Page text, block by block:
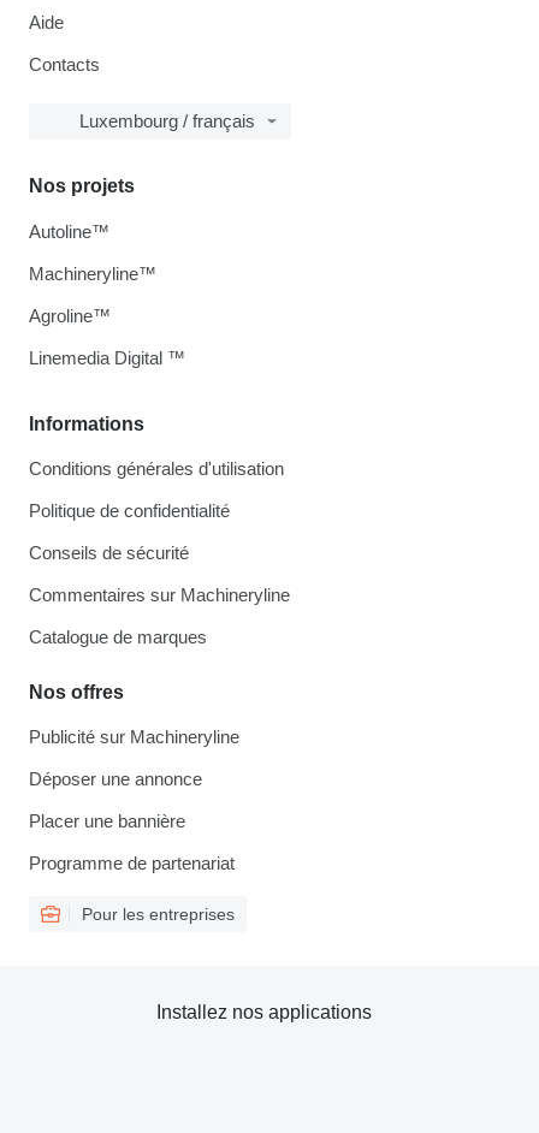
Aide
Contacts
Luxembourg / français
Informations
Conditions générales d'utilisation
Politique de confidentialité
Conseils de sécurité
Commentaires sur Machineryline
Catalogue de marques
Nos offres
Publicité sur Machineryline
Déposer une annonce
Placer une bannière
Programme de partenariat
Pour les entreprises
Nos projets
Autoline™
Machineryline™
Agroline™
Linemedia Digital ™
Installez nos applications